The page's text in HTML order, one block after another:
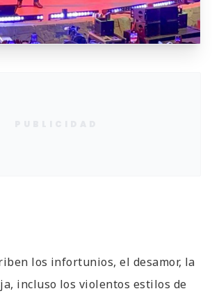
los infortunios, el desamor, la
incluso los violentos estilos de